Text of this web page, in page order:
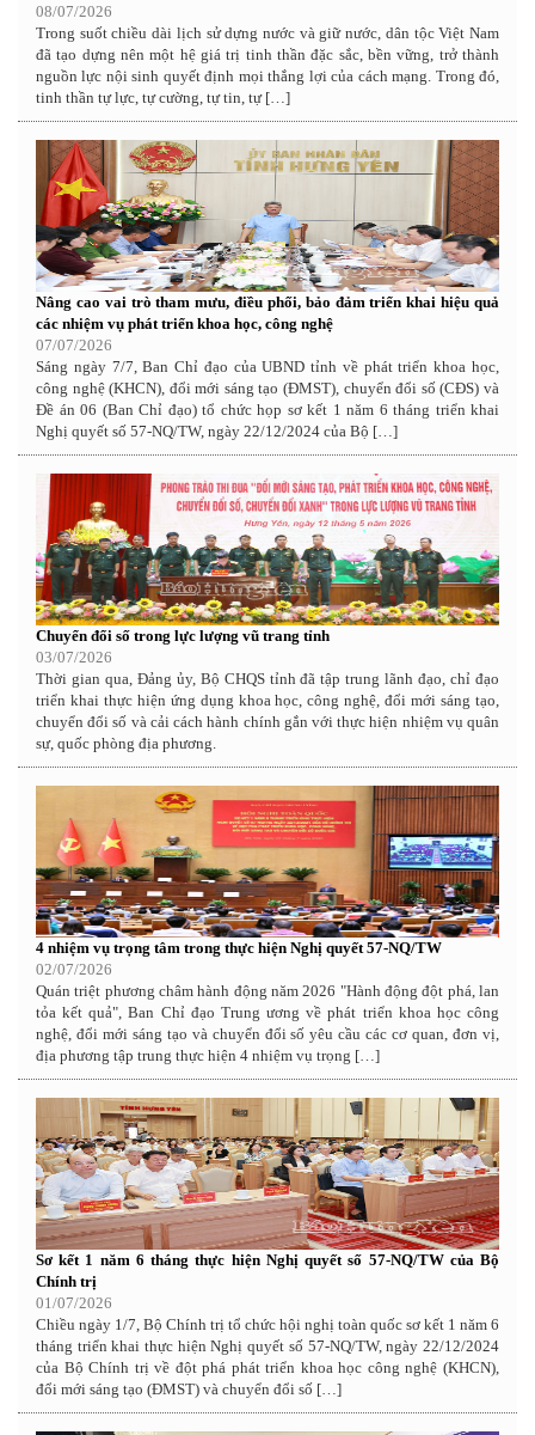
08/07/2026
Trong suốt chiều dài lịch sử dựng nước và giữ nước, dân tộc Việt Nam
đã tạo dựng nên một hệ giá trị tinh thần đặc sắc, bền vững, trở thành
nguồn lực nội sinh quyết định mọi thắng lợi của cách mạng. Trong đó,
tinh thần tự lực, tự cường, tự tin, tự […]
Nâng cao vai trò tham mưu, điều phối, bảo đảm triển khai hiệu quả
các nhiệm vụ phát triển khoa học, công nghệ
07/07/2026
Sáng ngày 7/7, Ban Chỉ đạo của UBND tỉnh về phát triển khoa học,
công nghệ (KHCN), đổi mới sáng tạo (ĐMST), chuyển đổi số (CĐS) và
Đề án 06 (Ban Chỉ đạo) tổ chức họp sơ kết 1 năm 6 tháng triển khai
Nghị quyết số 57-NQ/TW, ngày 22/12/2024 của Bộ […]
Chuyển đổi số trong lực lượng vũ trang tỉnh
03/07/2026
Thời gian qua, Đảng ủy, Bộ CHQS tỉnh đã tập trung lãnh đạo, chỉ đạo
triển khai thực hiện ứng dụng khoa học, công nghệ, đổi mới sáng tạo,
chuyển đổi số và cải cách hành chính gắn với thực hiện nhiệm vụ quân
sự, quốc phòng địa phương.
4 nhiệm vụ trọng tâm trong thực hiện Nghị quyết 57-NQ/TW
02/07/2026
Quán triệt phương châm hành động năm 2026 "Hành động đột phá, lan
tỏa kết quả", Ban Chỉ đạo Trung ương về phát triển khoa học công
nghệ, đổi mới sáng tạo và chuyển đổi số yêu cầu các cơ quan, đơn vị,
địa phương tập trung thực hiện 4 nhiệm vụ trọng […]
Sơ kết 1 năm 6 tháng thực hiện Nghị quyết số 57-NQ/TW của Bộ
Chính trị
01/07/2026
Chiều ngày 1/7, Bộ Chính trị tổ chức hội nghị toàn quốc sơ kết 1 năm 6
tháng triển khai thực hiện Nghị quyết số 57-NQ/TW, ngày 22/12/2024
của Bộ Chính trị về đột phá phát triển khoa học công nghệ (KHCN),
đổi mới sáng tạo (ĐMST) và chuyển đổi số […]